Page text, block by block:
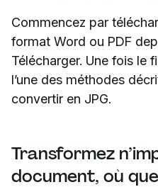
Commencez par
format Word ou PDF
Télécharger. Une fois le
l’une des méthodes
convertir en JPG.
Transformez
document, où